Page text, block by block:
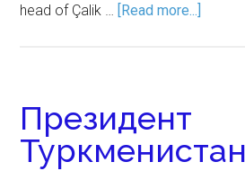
head of Çalik … [Read more...]
Президент